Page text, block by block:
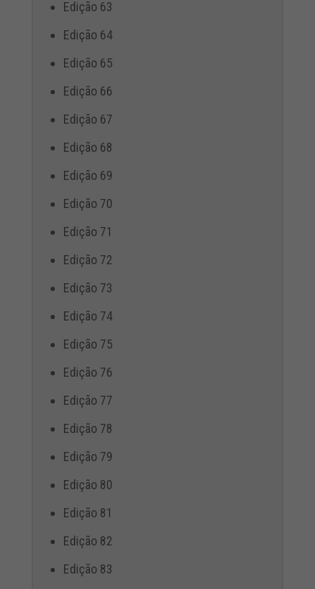
Edição 63
Edição 64
Edição 65
Edição 66
Edição 67
Edição 68
Edição 69
Edição 70
Edição 71
Edição 72
Edição 73
Edição 74
Edição 75
Edição 76
Edição 77
Edição 78
Edição 79
Edição 80
Edição 81
Edição 82
Edição 83